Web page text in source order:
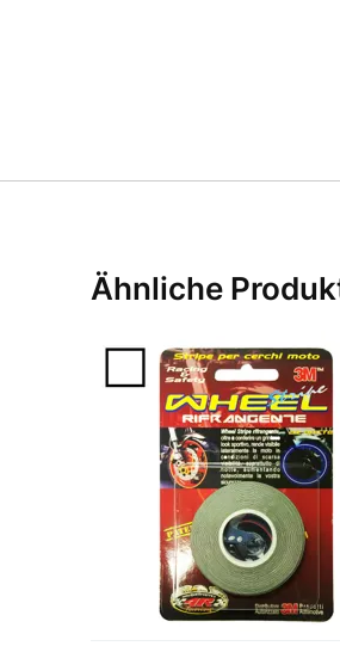
Ähnliche